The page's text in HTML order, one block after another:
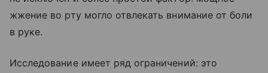
жжение во рту могло отвлекать внимание от боли
в руке.
Исследование имеет ряд ограничений: это